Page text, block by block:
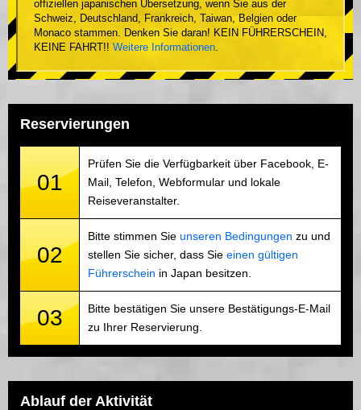
offiziellen japanischen Übersetzung, wenn Sie aus der
Schweiz, Deutschland, Frankreich, Taiwan, Belgien oder
Monaco stammen. Denken Sie daran! KEIN FÜHRERSCHEIN,
KEINE FAHRT!! Weitere Informationen.
Reservierungen
01
Prüfen Sie die Verfügbarkeit über Facebook, E-
Mail, Telefon, Webformular und lokale
Reiseveranstalter.
02
Bitte stimmen Sie unseren Bedingungen zu und
stellen Sie sicher, dass Sie einen gültigen
Führerschein in Japan besitzen.
03
Bitte bestätigen Sie unsere Bestätigungs-E-Mail
zu Ihrer Reservierung.
Ablauf der Aktivität